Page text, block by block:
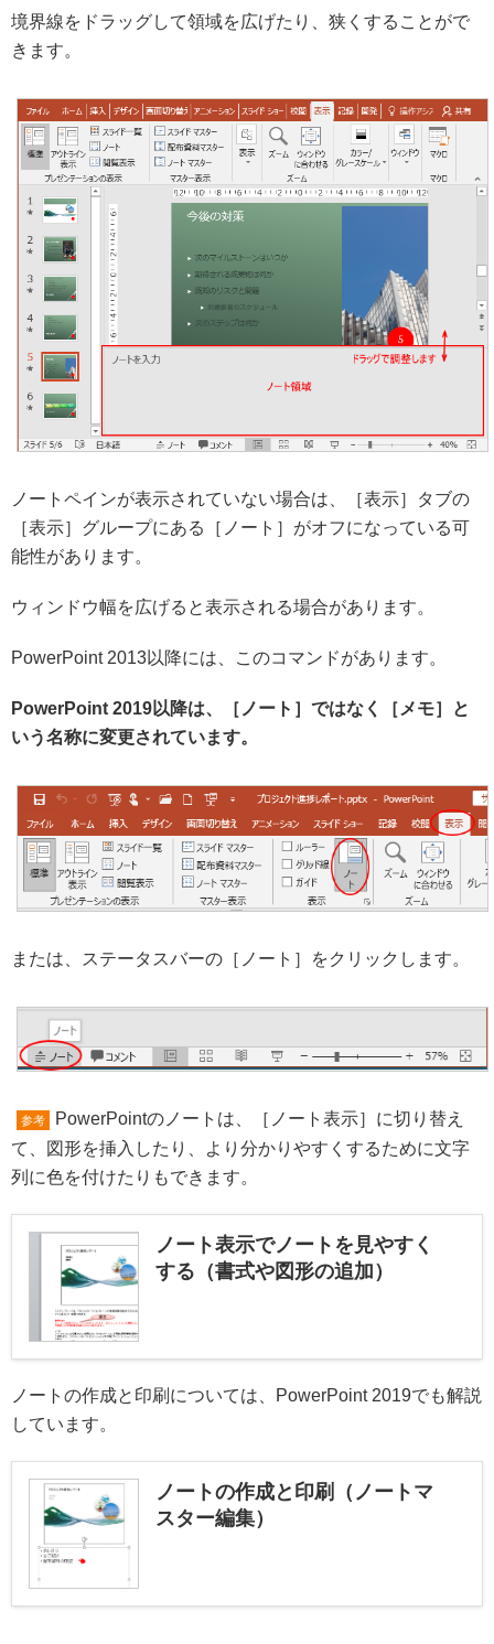
境界線をドラッグして領域を広げたり、狭くすることがで
きます。
ノートペインが表示されていない場合は、［表示］タブの
［表示］グループにある［ノート］がオフになっている可
能性があります。
ウィンドウ幅を広げると表示される場合があります。
PowerPoint 2013以降には、このコマンドがあります。
PowerPoint 2019以降は、［ノート］ではなく［メモ］と
いう名称に変更されています。
または、ステータスバーの［ノート］をクリックします。
参考
PowerPointのノートは、［ノート表示］に切り替え
て、図形を挿入したり、より分かりやすくするために文字
列に色を付けたりもできます。
ノート表示でノートを見やすく
する（書式や図形の追加）
ノートの作成と印刷については、PowerPoint 2019でも解説
しています。
ノートの作成と印刷（ノートマ
スター編集）